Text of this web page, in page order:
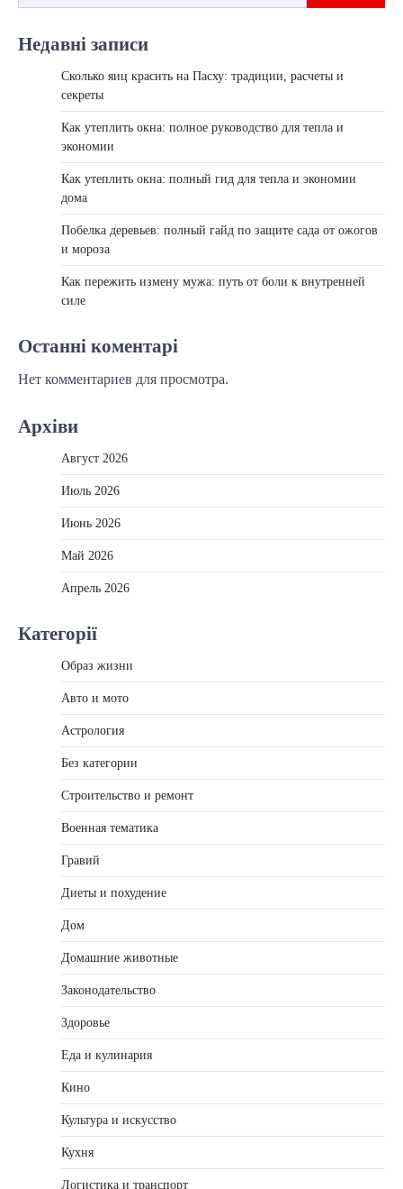
Недавні записи
Сколько яиц красить на Пасху: традиции, расчеты и
секреты
Как утеплить окна: полное руководство для тепла и
экономии
Как утеплить окна: полный гид для тепла и экономии
дома
Побелка деревьев: полный гайд по защите сада от ожогов
и мороза
Как пережить измену мужа: путь от боли к внутренней
силе
Останні коментарі
Нет комментариев для просмотра.
Архіви
Август 2026
Июль 2026
Июнь 2026
Май 2026
Апрель 2026
Категорії
Образ жизни
Авто и мото
Астрология
Без категории
Строительство и ремонт
Военная тематика
Гравий
Диеты и похудение
Дом
Домашние животные
Законодательство
Здоровье
Еда и кулинария
Кино
Культура и искусство
Кухня
Логистика и транспорт